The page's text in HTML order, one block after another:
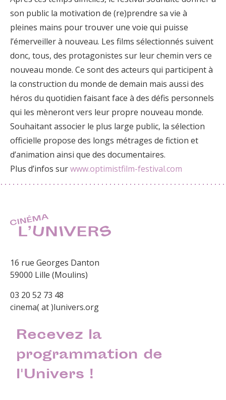
son public la motivation de (re)prendre sa vie à
pleines mains pour trouver une voie qui puisse
l’émerveiller à nouveau. Les films sélectionnés suivent
donc, tous, des protagonistes sur leur chemin vers ce
nouveau monde. Ce sont des acteurs qui participent à
la construction du monde de demain mais aussi des
héros du quotidien faisant face à des défis personnels
qui les mèneront vers leur propre nouveau monde.
Souhaitant associer le plus large public, la sélection
officielle propose des longs métrages de fiction et
d’animation ainsi que des documentaires.
Plus d’infos surwww.optimistfilm-festival.com
16 rue Georges Danton
59000 Lille (Moulins)
03 20 52 73 48
cinema( at )lunivers.org
Recevez la
programmation de
l'Univers !